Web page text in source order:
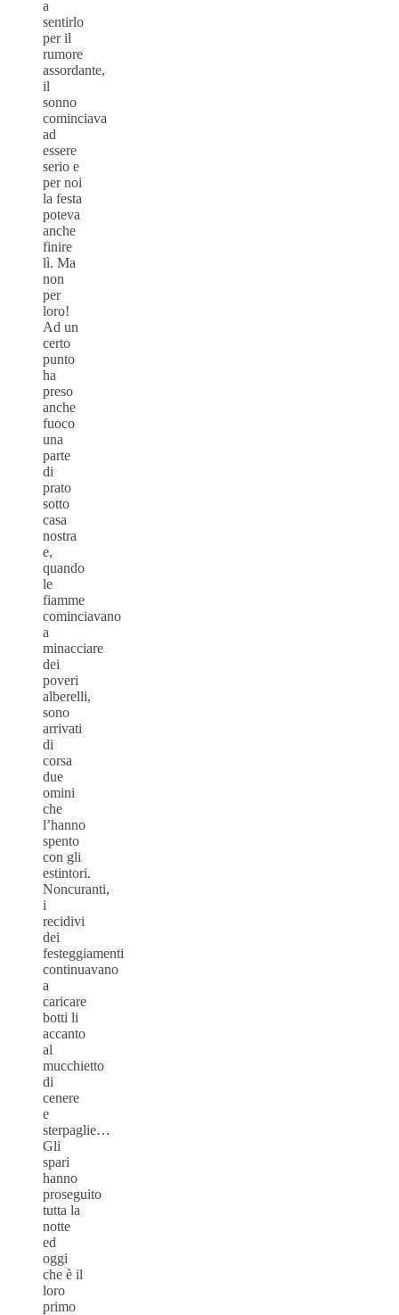
a
sentirlo
per il
rumore
assordante,
il
sonno
cominciava
ad
essere
serio e
per noi
la festa
poteva
anche
finire
lì. Ma
non
per
loro!
Ad un
certo
punto
ha
preso
anche
fuoco
una
parte
di
prato
sotto
casa
nostra
e,
quando
le
fiamme
cominciavano
a
minacciare
dei
poveri
alberelli,
sono
arrivati
di
corsa
due
omini
che
l’hanno
spento
con gli
estintori.
Noncuranti,
i
recidivi
dei
festeggiamenti
continuavano
a
caricare
botti li
accanto
al
mucchietto
di
cenere
e
sterpaglie…
Gli
spari
hanno
proseguito
tutta la
notte
ed
oggi
che è il
loro
primo